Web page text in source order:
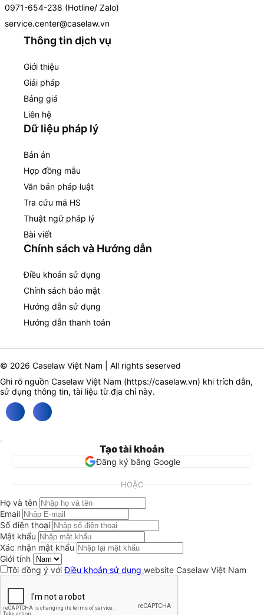
0971-654-238 (Hotline/ Zalo)
service.center@caselaw.vn
Thông tin dịch vụ
Giới thiệu
Giải pháp
Bảng giá
Liên hệ
Dữ liệu pháp lý
Bản án
Hợp đồng mẫu
Văn bản pháp luật
Tra cứu mã HS
Thuật ngữ pháp lý
Bài viết
Chính sách và Hướng dẫn
Điều khoản sử dụng
Chính sách bảo mật
Hướng dẫn sử dụng
Hướng dẫn thanh toán
© 2026 Caselaw Việt Nam | All rights seserved
Ghi rõ nguồn Caselaw Việt Nam (https://caselaw.vn) khi trích dẫn,
sử dụng thông tin, tài liệu từ địa chỉ này.
Tạo tài khoản
Đăng ký bằng Google
HOẶC
Họ và tên
Email
Số điện thoại
Mật khẩu
Xác nhận mật khẩu
Giới tính
Tôi đồng ý vớiĐiều khoản sử dụng website Caselaw Việt Nam